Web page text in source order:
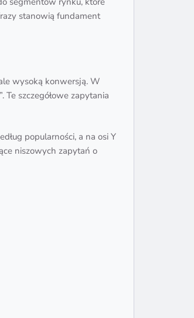
stanowią fundament
wysoką konwersją. W
szczegółowe zapytania
popularności, a na osi Y
niszowych zapytań o